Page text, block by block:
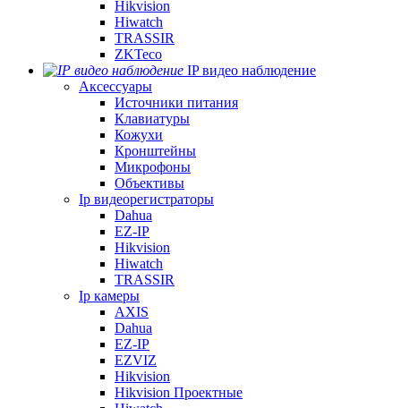
Hikvision
Hiwatch
TRASSIR
ZKTeco
IP видео наблюдение
Аксессуары
Источники питания
Клавиатуры
Кожухи
Кронштейны
Микрофоны
Объективы
Ip видеорегистраторы
Dahua
EZ-IP
Hikvision
Hiwatch
TRASSIR
Ip камеры
AXIS
Dahua
EZ-IP
EZVIZ
Hikvision
Hikvision Проектные